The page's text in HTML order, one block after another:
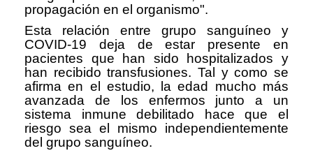
propagación en el organismo".
Esta relación entre grupo sanguíneo y
COVID-19 deja de estar presente en
pacientes que han sido hospitalizados y
han recibido transfusiones. Tal y como se
afirma en el estudio, la edad mucho más
avanzada de los enfermos junto a un
sistema inmune debilitado hace que el
riesgo sea el mismo independientemente
del grupo sanguíneo.